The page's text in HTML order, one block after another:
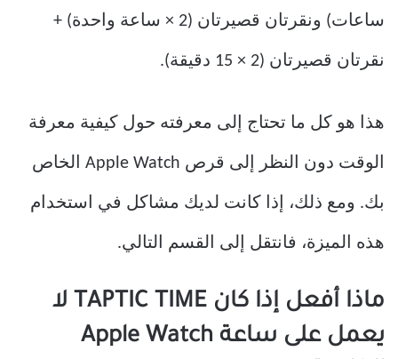
ساعات) ونقرتان قصيرتان (2 × ساعة واحدة) +
نقرتان قصيرتان (2 × 15 دقيقة).
هذا هو كل ما تحتاج إلى معرفته حول كيفية معرفة
الوقت دون النظر إلى قرص Apple Watch الخاص
بك. ومع ذلك، إذا كانت لديك مشاكل في استخدام
هذه الميزة، فانتقل إلى القسم التالي.
ماذا أفعل إذا كان TAPTIC TIME لا
يعمل على ساعة Apple Watch